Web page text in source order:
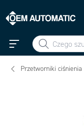
Przetworniki ciśnienia